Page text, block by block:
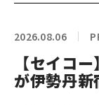
2026.08.06
【セイコ
が伊勢丹